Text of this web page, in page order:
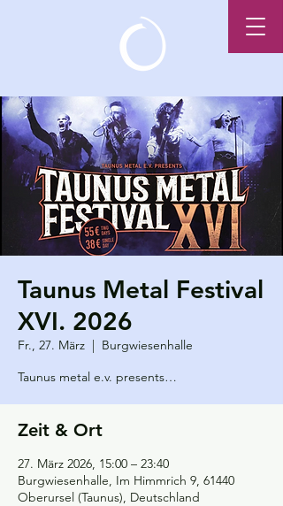
Taunus Metal Festival
XVI. 2026
Fr., 27. März
  |
Burgwiesenhalle
Taunus metal e.v. presents…
Zeit & Ort
27. März 2026, 15:00 – 23:40
Burgwiesenhalle, Im Himmrich 9, 61440
Oberursel (Taunus), Deutschland